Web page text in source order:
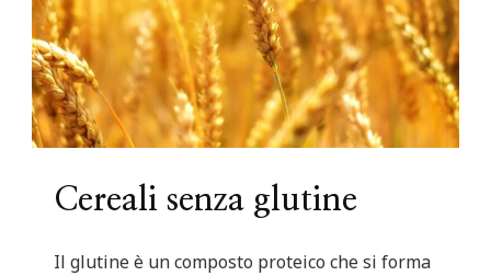
Cereali senza glutine
Il glutine è un composto proteico che si forma